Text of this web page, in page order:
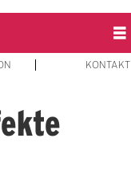
KONTAKT